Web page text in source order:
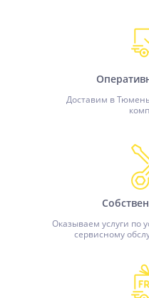
Доставим в
Оказываем услуги по
сервисному